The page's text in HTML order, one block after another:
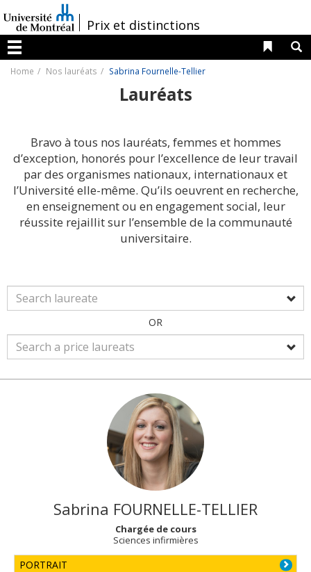
au
contenu
/Prix et distinctions
Menu
Liens
Home Nos lauréats Sabrina Fournelle-Tellier
Lauréats
Bravo à tous nos lauréats, femmes et hommes
d’exception, honorés pour l’excellence de leur travail
par des organismes nationaux, internationaux et
l’Université elle-même. Qu’ils oeuvrent en recherche,
en enseignement ou en engagement social, leur
réussite rejaillit sur l’ensemble de la communauté
universitaire.
OR
Sabrina FOURNELLE-TELLIER
Chargée de cours
Sciences infirmières
PORTRAIT